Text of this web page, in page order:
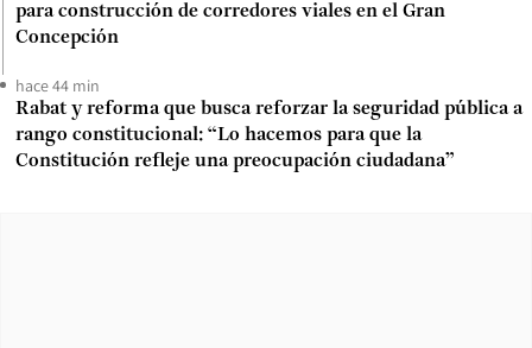
para construcción de corredores viales en el Gran
Concepción
hace 44 min
Rabat y reforma que busca reforzar la seguridad pública a
rango constitucional: “Lo hacemos para que la
Constitución refleje una preocupación ciudadana”